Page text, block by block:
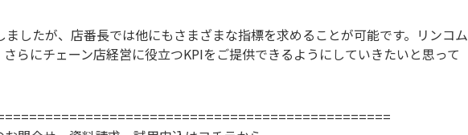
したが、店番長では他にもさまざまな指標を求めることが可能です。リンコム
らにチェーン店経営に役立つKPIをご提供できるようにしていきたいと思って